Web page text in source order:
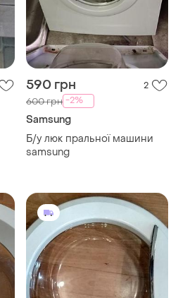
590 грн 2
600 грн -2%
Samsung
Б/у люк пральної машини
samsung